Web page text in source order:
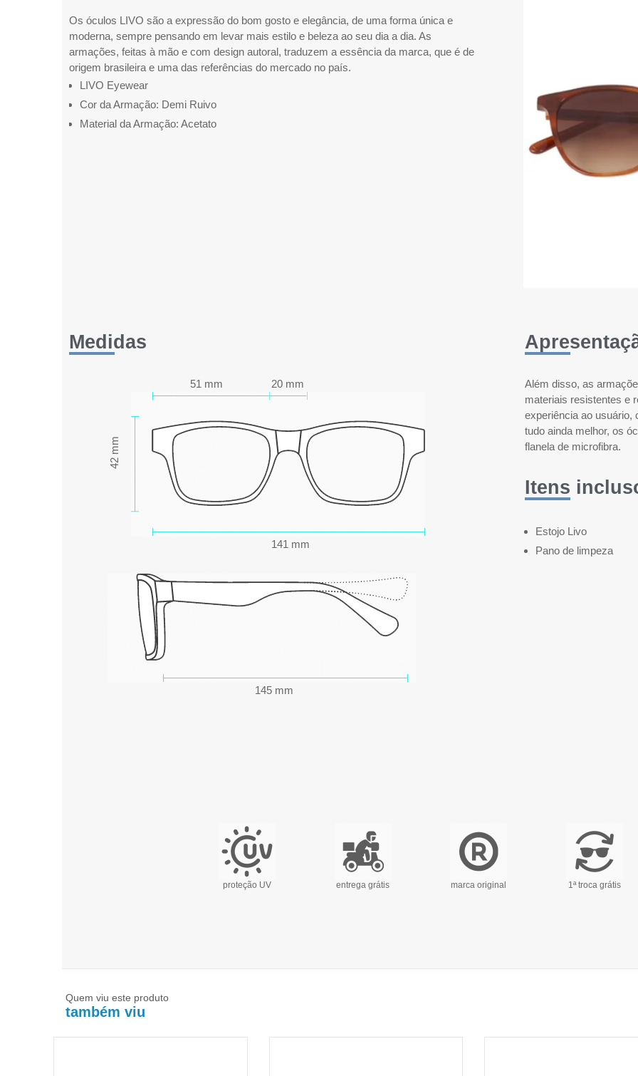
Os óculos LIVO são a expressão do bom gosto e elegância, de uma forma única e
moderna, sempre pensando em levar mais estilo e beleza ao seu dia a dia. As
armações, feitas à mão e com design autoral, traduzem a essência da marca, que é de
origem brasileira e uma das referências do mercado no país.
LIVO Eyewear
Cor da Armação: Demi Ruivo
Material da Armação: Acetato
Medidas
51 mm 20 mm
42 mm
141 mm
145 mm
Além disso, as
materiais resistentes e
experiência ao usuário,
tudo ainda melhor, os
flanela de microfibra.
Itens
Estojo Livo
Pano de limpeza
proteção UV entrega grátis marca original 1ª troca grátis
Quem viu este produto
também viu